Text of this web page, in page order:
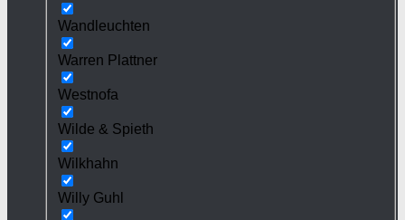
Wandleuchten
Warren Plattner
Westnofa
Wilde & Spieth
Wilkhahn
Willy Guhl